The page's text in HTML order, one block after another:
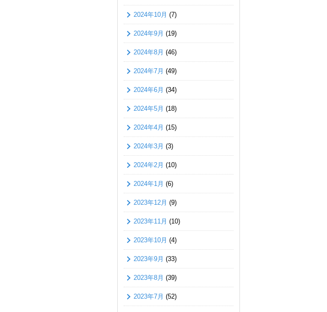
2024年10月 (7)
2024年9月 (19)
2024年8月 (46)
2024年7月 (49)
2024年6月 (34)
2024年5月 (18)
2024年4月 (15)
2024年3月 (3)
2024年2月 (10)
2024年1月 (6)
2023年12月 (9)
2023年11月 (10)
2023年10月 (4)
2023年9月 (33)
2023年8月 (39)
2023年7月 (52)